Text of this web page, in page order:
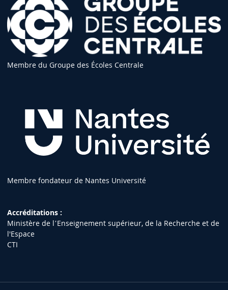
Membre du Groupe des Écoles Centrale
Membre fondateur de Nantes Université
Accréditations :
Ministère de lʼEnseignement supérieur, de la Recherche et de
l'Espace
CTI